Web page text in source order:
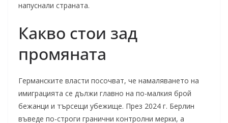
напуснали страната.
Какво стои зад
промяната
Германските власти посочват, че намаляването на
имиграцията се дължи главно на по-малкия брой
бежанци и търсещи убежище. През 2024 г. Берлин
въведе по-строги гранични контролни мерки, а